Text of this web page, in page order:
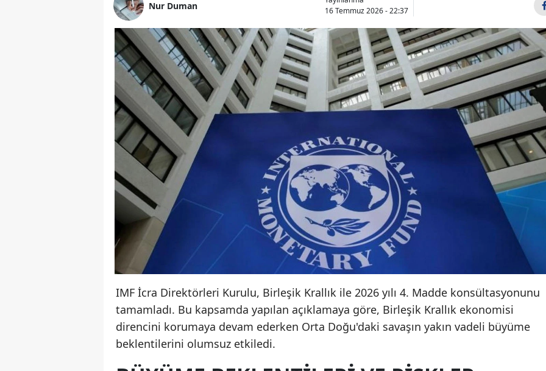
Nur Duman
16 Temmuz 2026 - 22:37
IMF İcra Direktörleri Kurulu, Birleşik Krallık ile 2026 yılı 4. Madde konsültasyonunu
tamamladı. Bu kapsamda yapılan açıklamaya göre, Birleşik Krallık ekonomisi
direncini korumaya devam ederken Orta Doğu'daki savaşın yakın vadeli büyüme
beklentilerini olumsuz etkiledi.